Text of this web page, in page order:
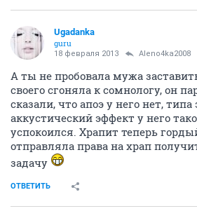
Ugadanka
guru
18 февраля 2013 Aleno4ka2008
А ты не пробовала мужа
своего сгоняла к сомнологу, он
сказали, что апоэ у него нет, типа
аккустический эффект у него
успокоился. Храпит теперь
отправляла права на храп
задачу
ОТВЕТИТЬ